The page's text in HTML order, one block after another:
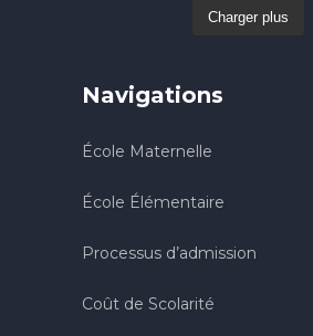
Charger plus
Navigations
École Maternelle
École Élémentaire
Processus d’admission
Coût de Scolarité